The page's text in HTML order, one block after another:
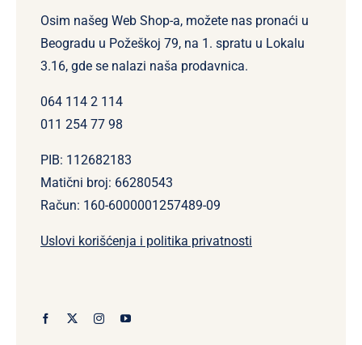
Osim našeg Web Shop-a, možete nas pronaći u
Beogradu u Požeškoj 79, na 1. spratu u Lokalu
3.16, gde se nalazi naša prodavnica.
064 114 2 114
011 254 77 98
PIB: 112682183
Matični broj: 66280543
Račun: 160-6000001257489-09
Uslovi korišćenja i politika privatnosti